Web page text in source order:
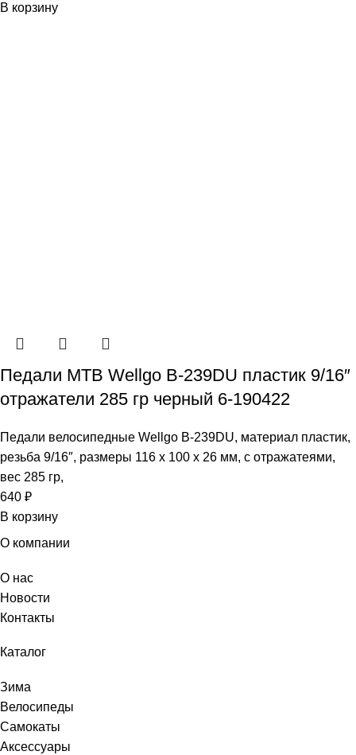
В корзину
Педали МТВ Wellgo B-239DU пластик 9/16″
отражатели 285 гр черный 6-190422
Педали велосипедные Wellgo B-239DU, материал пластик,
резьба 9/16″, размеры 116 х 100 х 26 мм, с отражатеями,
вес 285 гр,
640 ₽
В корзину
О компании
О нас
Новости
Контакты
Каталог
Зима
Велосипеды
Самокаты
Аксессуары